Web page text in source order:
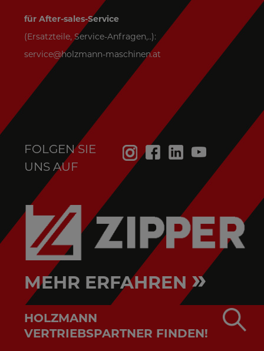
für After-sales-Service
(Ersatzteile, Service-Anfragen,..):
service@holzmann-maschinen.at
FOLGEN SIE
UNS AUF
MEHR ERFAHREN »
HOLZMANN
VERTRIEBSPARTNER FINDEN!